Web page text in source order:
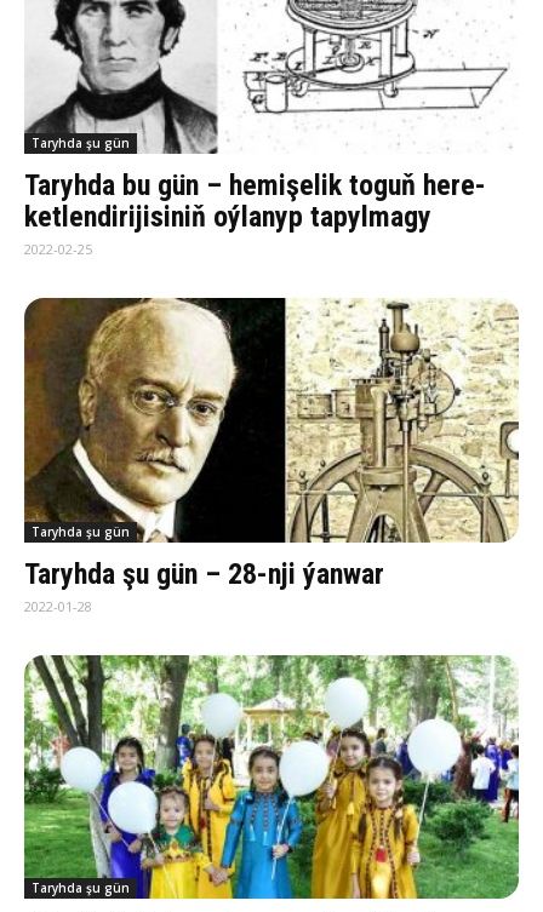
Taryhda şu gün
Taryhda bu gün – he­mi­şe­lik to­guň he­re­
ket­len­di­ri­ji­si­niň oý­lanyp tapylmagy
2022-02-25
Taryhda şu gün
Taryhda şu gün – 28-nji ýanwar
2022-01-28
Taryhda şu gün